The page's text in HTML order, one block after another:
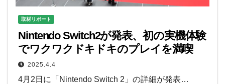
取材リポート
Nintendo Switch2が発表、初の実機体験
でワクワクドキドキのプレイを満喫
2025.4.4
4月2日に「Nintendo Switch 2」の詳細が発表…